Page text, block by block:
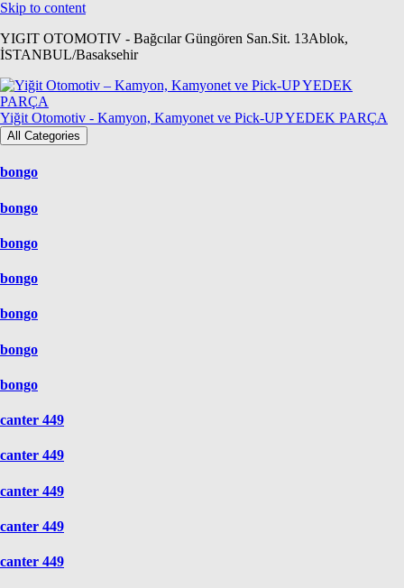
Skip to content
YIGIT OTOMOTIV - Bağcılar Güngören San.Sit. 13Ablok,
İSTANBUL/Basaksehir
Yiğit Otomotiv - Kamyon, Kamyonet ve Pick-UP YEDEK PARÇA
All Categories
bongo
bongo
bongo
bongo
bongo
bongo
bongo
canter 449
canter 449
canter 449
canter 449
canter 449